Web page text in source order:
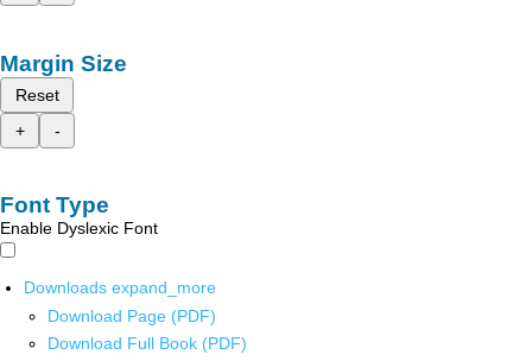
Margin Size
Reset
+
-
Font Type
Enable Dyslexic Font
Downloads expand_more
Download Page (PDF)
Download Full Book (PDF)